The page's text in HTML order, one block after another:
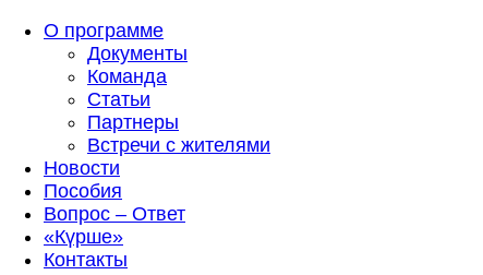
О программе
Документы
Команда
Статьи
Партнеры
Встречи с жителями
Новости
Пособия
Вопрос – Ответ
«Күрше»
Контакты